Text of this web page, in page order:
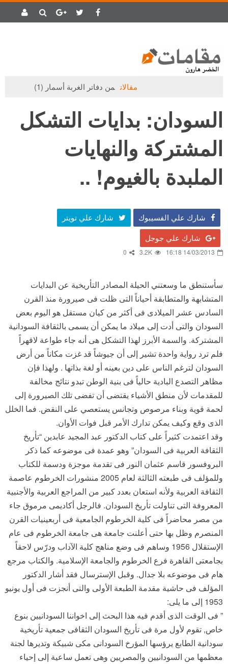
مقالات من دفاتر الغربة أسمار (1)
السودان: بدايات التشكل
المشتركة والنهايات
الملبدة بالغيوم! ..
شارك علي الفسيبوك شارك علي تويتر
شارك علي جوجل
14/03/2013 16:18
3.2K
0
سأستنطق ما وسعتني الحيلة المصادر التأريخية عن البدايات
المتشابهة والمتطابقة أحياناً التى ظلت فى صيرورة منذ القرن
السادس عشر الميلادى فى أكثر من كيان مستقل هو اليوم بعض
السودان والتى أدت إلى ميلاد ما يمكن أن يسمى بالثقافة السودانية
المشتركة. والسمة الأبرز لهذا التشكل هى أنه جاء طواعة لاقهراً
فلم ترد رواية واحدة تشير إلى أن جيوشاً قد غزت مكاناً من أرض
السودان لترغم الناس على دين بعينه أو لغة بذاتها . ولهذا فإن
مظاهر التصدع البادية حالياً فى بنية الوطن تبدو نتائج مخالفة
للمقدمات لأن منطق الأشياء يقتضى أن تفضى تلك الصيرورة إلى
لحمة قوية وبناء مرصوص وتجانس يستعصي على النقض. فما الخلل
الذى وقع وكيف يمكن تدارك الأمر قبل فوات الأوان.
وقد اعتمدت كثيراً على كتاب الدكتور عبد المجيد عابدين “تأريخ
الثقافة العربية فى السودان” وهو عمدة فى موضوعه كما ذكر
البروفسور قاسم عثمان النور فى تقدمة موجزة ودسمة للكتاب
وللمؤلف فى طبعته الثالثة لعام 2005 منشورات الخرطوم عاصمة
الثقافة العربية ولأنه استعان بعدد كبير من المراجع العربية والأجنبية
المعروفة التى تناولت تأريخ السودان. فالرجل أكاديمى مرموق جاء
من مصر محاضراً فى كلية الخرطوم الجامعية فى أربعينيات القرن
المنصرم وظل بها حتى أعلنت جامعة هى جامعة الخرطوم فى عام
الإستقلال 1956 وساهم فى وضع مناهج كلية الآداب ودرّس لاحقاً
بجامعتى القاهرة فرع الخرطوم والجامعة الإسلامية. والكتاب مرجع
هام فى موضوعه بلا جدال. وقبل الإسترسال فقد أشار الدكتور
المؤلف فى حاشية مقدمة الطبعة الأولى والتى أنجزت فى أول يونيو
1953 إلى ما يلى:
” فى الوقت الذى أقدم فيه هذا البحث إلى اخواننا السودانيين بنوع
خاص, تقوم لأول مرة فى تأريخ السودان الثقافى جمعية تأريخية
سودانية الطابع يرؤسها المؤرخ السودانى مكى شبيكة وتديرها لجنة
معظمها من السودانيين والمصريين وهى تعمل ساعية إلى إحياء